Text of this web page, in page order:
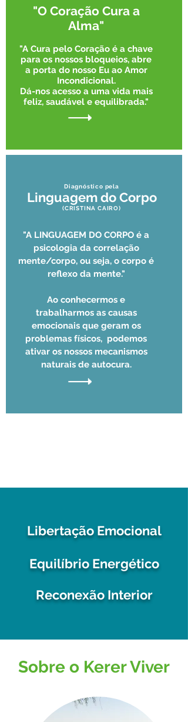
"O Coração Cura a
Alma"
"A Cura pelo Coração é a chave
para os nossos bloqueios, abre
a porta do nosso Eu ao Amor
Incondicional.
​Dá-nos acesso a uma vida mais
feliz, saudável e equilibrada."
Diagnóstico pela
Linguagem do Corpo
(CRISTINA CAIRO)
"A LINGUAGEM DO CORPO é a
psicologia da correlação
mente/corpo, ou seja, o corpo é
reflexo da mente."
Ao conhecermos e
trabalharmos as causas
emocionais que geram os
problemas físicos, podemos
ativar os nossos mecanismos
naturais de autocura.
Libertação Emocional
Equilíbrio Energético
Reconexão Interior
Sobre o Kerer Viver